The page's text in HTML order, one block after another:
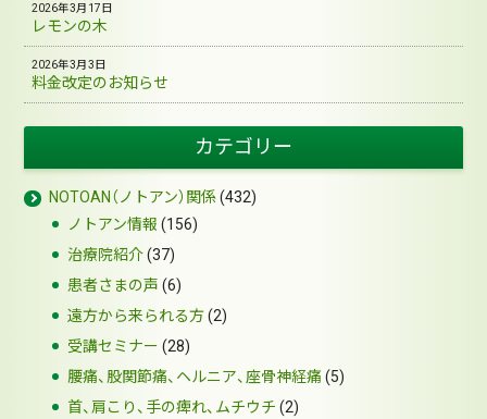
レモンの木
2026年3月17日
料金改定のお知らせ
2026年3月3日
カテゴリー
NOTOAN（ノトアン）関係(432)
ノトアン情報 (156)
治療院紹介(37)
患者さまの声 (6)
遠方から来られる方(2)
受講セミナー (28)
腰痛、股関節痛、ヘルニア、座骨神経痛 (5)
首、肩こり、手の痺れ、ムチウチ (2)